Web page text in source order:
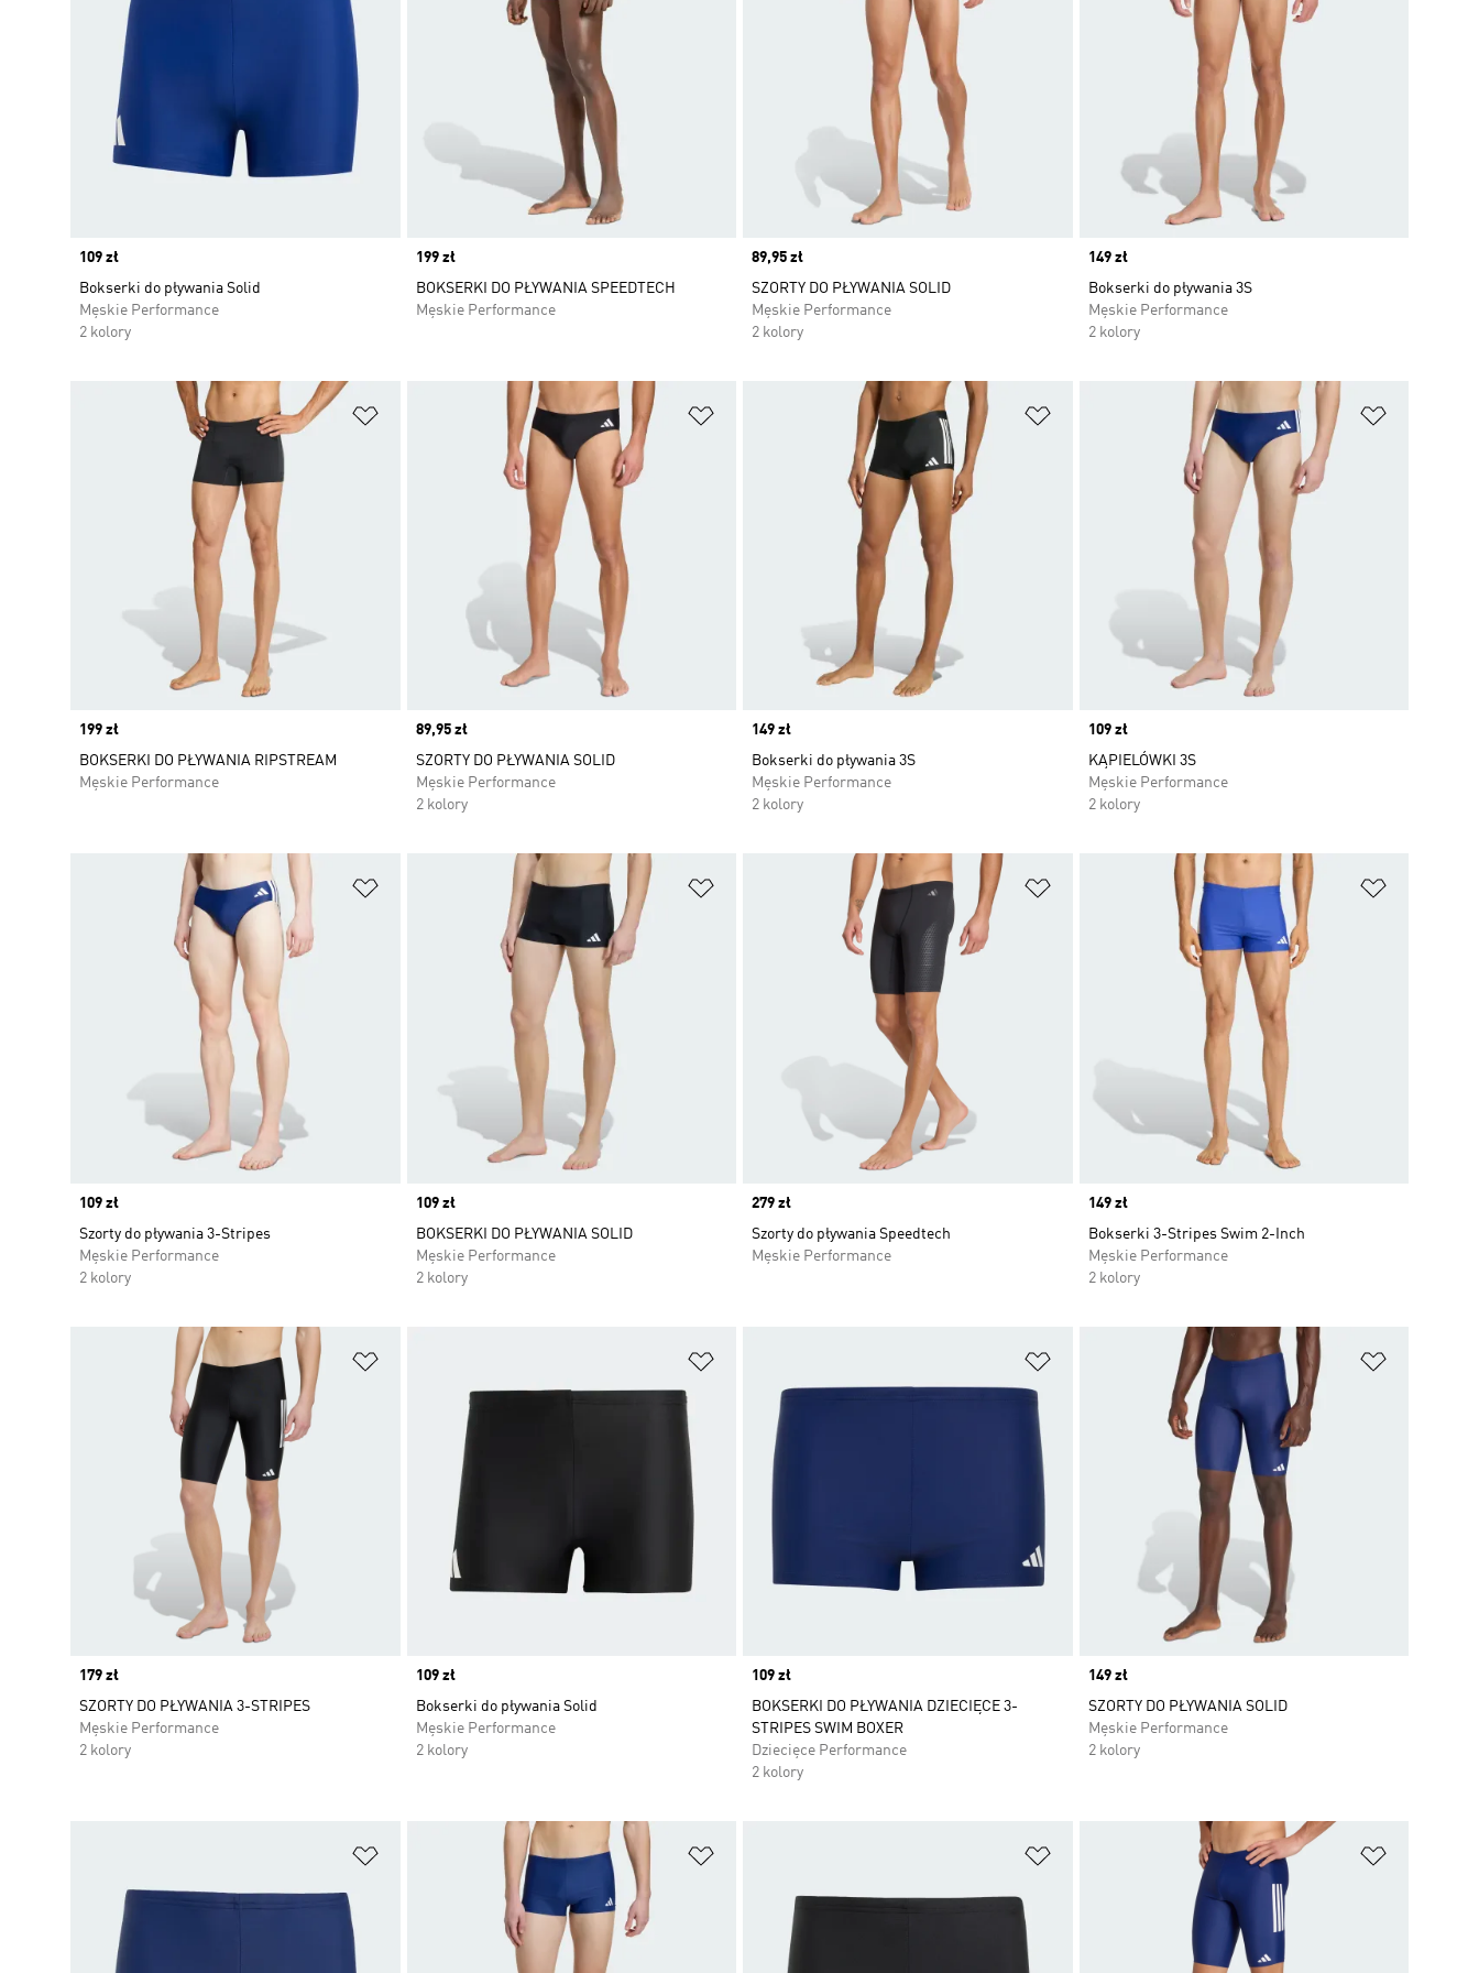
Price
109 zł
Bokserki do pływania Solid
Męskie Performance
2 kolory
Price
199 zł
BOKSERKI DO PŁYWANIA SPEEDTECH
Męskie Performance
Price
89,95 zł
SZORTY DO PŁYWANIA SOLID
Męskie Performance
2 kolory
Price
149 zł
Bokserki do pływania 3S
Męskie Performance
2 kolory
Dodaj do listy życzeń
Price
199 zł
BOKSERKI DO PŁYWANIA RIPSTREAM
Męskie Performance
Dodaj do listy życzeń
Price
89,95 zł
SZORTY DO PŁYWANIA SOLID
Męskie Performance
2 kolory
Dodaj do listy życzeń
Price
149 zł
Bokserki do pływania 3S
Męskie Performance
2 kolory
Price
109 zł
KĄPIELÓWKI 3S
Męskie Performance
2 kolory
Dodaj do listy życzeń
Price
109 zł
Szorty do pływania 3-Stripes
Męskie Performance
2 kolory
Dodaj do listy życzeń
Price
109 zł
BOKSERKI DO PŁYWANIA SOLID
Męskie Performance
2 kolory
Dodaj do listy życzeń
Price
279 zł
Szorty do pływania Speedtech
Męskie Performance
Price
149 zł
Bokserki 3-Stripes Swim 2-Inch
Męskie Performance
2 kolory
Price
179 zł
SZORTY DO PŁYWANIA 3-STRIPES
Męskie Performance
2 kolory
Price
109 zł
Bokserki do pływania Solid
Męskie Performance
2 kolory
Dodaj do listy życzeń
Price
109 zł
BOKSERKI DO PŁYWANIA DZIECIĘCE 3-
STRIPES SWIM BOXER
Dziecięce Performance
2 kolory
Price
149 zł
SZORTY DO PŁYWANIA SOLID
Męskie Performance
2 kolory
Dodaj do listy życzeń Dodaj do listy życzeń